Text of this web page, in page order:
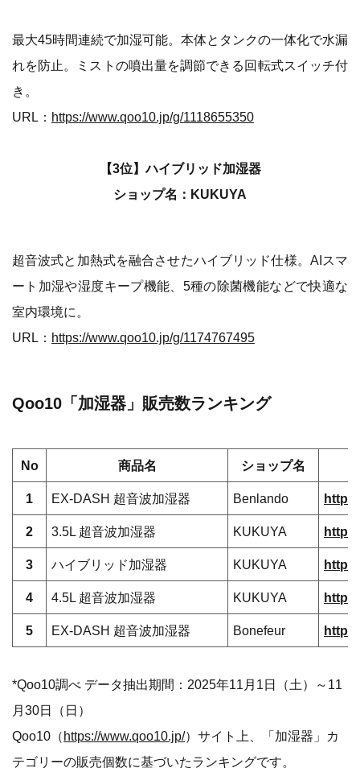
最大45時間連続で加湿可能。本体とタンクの一体化で水漏
れを防止。ミストの噴出量を調節できる回転式スイッチ付
き。
URL： https://www.qoo10.jp/g/1118655350
【3位】ハイブリッド加湿器
ショップ名：KUKUYA
超音波式と加熱式を融合させたハイブリッド仕様。AIスマ
ート加湿や湿度キープ機能、5種の除菌機能などで快適な
室内環境に。
URL： https://www.qoo10.jp/g/1174767495
Qoo10「加湿器」販売数ランキング
No 商品名 ショップ名
1 EX-DASH 超音波加湿器 Benlando
2 3.5L 超音波加湿器 KUKUYA
3 ハイブリッド加湿器 KUKUYA
4 4.5L 超音波加湿器 KUKUYA
5 EX-DASH 超音波加湿器 Bonefeur
*Qoo10調べ データ抽出期間：2025年11月1日（土）～11
月30日（日）
Qoo10（ https://www.qoo10.jp/）サイト上、「加湿器」カ
テゴリーの販売個数に基づいたランキングです。